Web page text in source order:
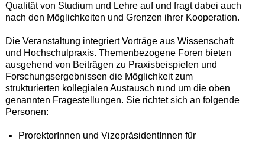
Qualität von Studium und Lehre auf und fragt dabei auch
nach den Möglichkeiten und Grenzen ihrer Kooperation.
Die Veranstaltung integriert Vorträge aus Wissenschaft
und Hochschulpraxis. Themenbezogene Foren bieten
ausgehend von Beiträgen zu Praxisbeispielen und
Forschungsergebnissen die Möglichkeit zum
strukturierten kollegialen Austausch rund um die oben
genannten Fragestellungen. Sie richtet sich an folgende
Personen:
ProrektorInnen und VizepräsidentInnen für